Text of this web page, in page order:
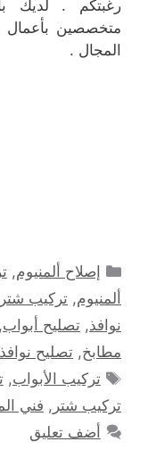
رغبتكم . لديك
متخصصين بأعمال
المجال .
التصنيفات
إصلاح ألمنيوم,
ألمنيوم, تركيب شتر
نوافذ, تصليح أبواب,
مطابخ, تصليح نوافذ
الوسوم
تركيب الأبواب,
تركيب شتر , فني
أضف تعليق